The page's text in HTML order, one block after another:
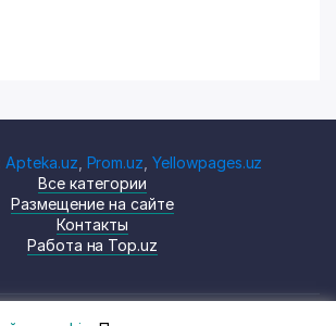
Apteka.uz Prom.uz ,Yellowpages.uz
Все категории
Размещение на сайте
Контакты
Работа на Top.uz